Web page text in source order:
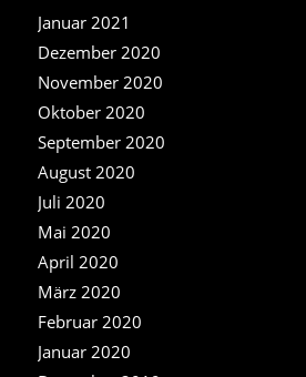
Januar 2021
Dezember 2020
November 2020
Oktober 2020
September 2020
August 2020
Juli 2020
Mai 2020
April 2020
März 2020
Februar 2020
Januar 2020